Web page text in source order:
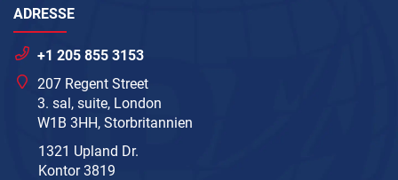
ADRESSE
+1 205 855 3153
207 Regent Street
3. sal, suite, London
W1B 3HH, Storbritannien
1321 Upland Dr.
Kontor 3819